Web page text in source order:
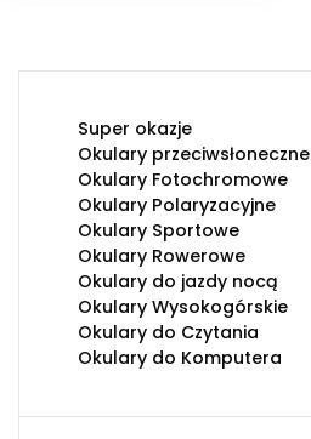
Super okazje
Okulary przeciwsłoneczne
Okulary Fotochromowe
Okulary Polaryzacyjne
Okulary Sportowe
Okulary Rowerowe
Okulary do jazdy nocą
Okulary Wysokogórskie
Okulary do Czytania
Okulary do Komputera